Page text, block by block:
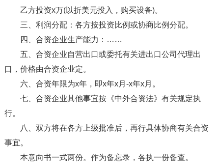
乙方投资x万(以折美元投入，购买设备)。
三、利润分配：各方按投资比例或协商比例分配。
四、合资企业生产能力：……
五、合资企业自营出口或委托有关进出口公司代理出
口，价格由合资企业定。
六、合资年限为x年，即x年x月-x年x月。
七、合资企业其他事宜按《中外合资法》有关规定执
行。
八、双方将在各方上级批准后，再行具体协商有关合资
事宜。
本意向书一式两份。作为备忘录，各执一份备查。